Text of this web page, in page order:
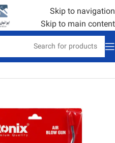
Skip to navigation
Skip to main content
خانه